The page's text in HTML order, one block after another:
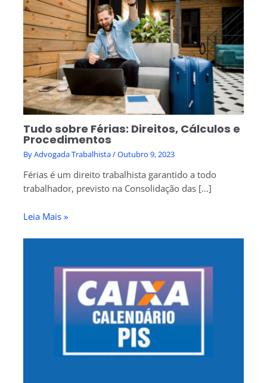
Tudo sobre Férias: Direitos, Cálculos e
Procedimentos
ByAdvogada Trabalhista/Outubro 9, 2023
Férias é um direito trabalhista garantido a todo
trabalhador, previsto na Consolidação das […]
Leia Mais »